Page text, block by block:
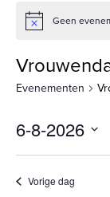
Geen
Evenementen
6-8-2026
Selecteer
eenVorige dag